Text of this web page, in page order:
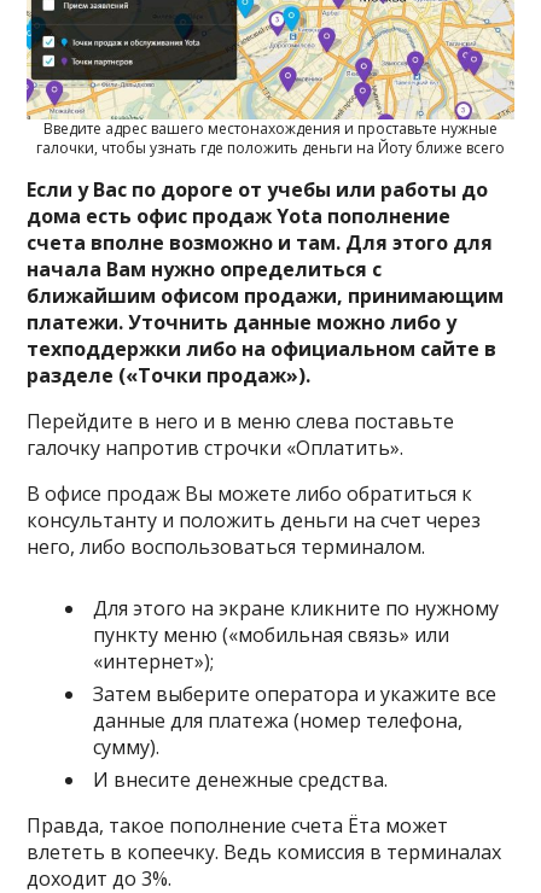
Введите адрес вашего местонахождения и проставьте нужные
галочки, чтобы узнать где положить деньги на Йоту ближе всего
Если у Вас по дороге от учебы или работы до
дома есть офис продаж Yota пополнение
счета вполне возможно и там. Для этого для
начала Вам нужно определиться с
ближайшим офисом продажи, принимающим
платежи. Уточнить данные можно либо у
техподдержки либо на официальном сайте в
разделе («Точки продаж»).
Перейдите в него и в меню слева поставьте
галочку напротив строчки «Оплатить».
В офисе продаж Вы можете либо обратиться к
консультанту и положить деньги на счет через
него, либо воспользоваться терминалом.
Для этого на экране кликните по нужному
пункту меню («мобильная связь» или
«интернет»);
Затем выберите оператора и укажите все
данные для платежа (номер телефона,
сумму).
И внесите денежные средства.
Правда, такое пополнение счета Ёта может
влететь в копеечку. Ведь комиссия в терминалах
доходит до 3%.